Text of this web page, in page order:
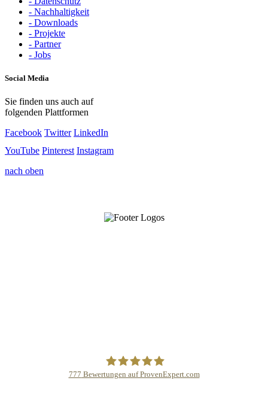
- Nachhaltigkeit
- Downloads
- Projekte
- Partner
- Jobs
Social Media
Sie finden uns auch auf
folgenden Plattformen
Facebook Twitter LinkedIn
YouTube Pinterest Instagram
nach oben
777 Bewertungen auf ProvenExpert.com